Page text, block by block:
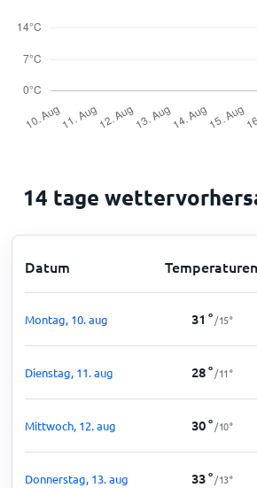
14 tage
Datum Temperaturen
Montag, 10. aug 31 ° /15°
Dienstag, 11. aug 28° /11°
Mittwoch, 12. aug 30° /10°
Donnerstag, 13. aug 33° /13°